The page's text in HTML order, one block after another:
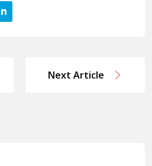
Next Article